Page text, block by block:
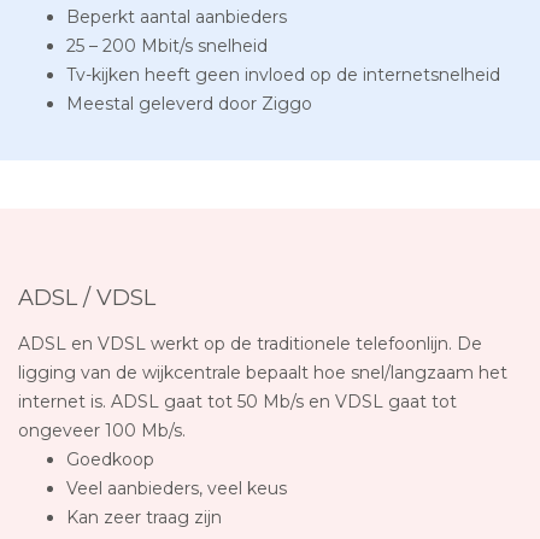
Beperkt aantal aanbieders
25 – 200 Mbit/s snelheid
Tv-kijken heeft geen invloed op de internetsnelheid
Meestal geleverd door Ziggo
ADSL / VDSL
ADSL en VDSL werkt op de traditionele telefoonlijn. De
ligging van de wijkcentrale bepaalt hoe snel/langzaam het
internet is. ADSL gaat tot 50 Mb/s en VDSL gaat tot
ongeveer 100 Mb/s.
Goedkoop
Veel aanbieders, veel keus
Kan zeer traag zijn